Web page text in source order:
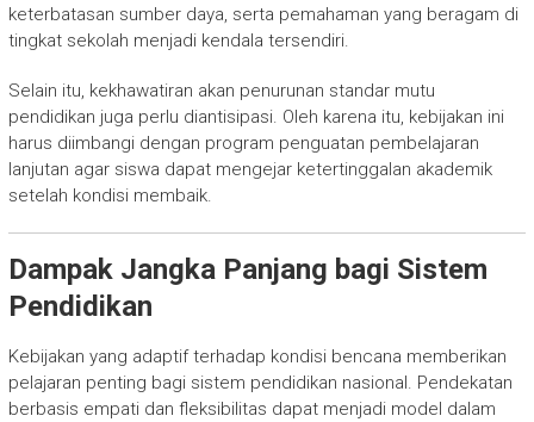
keterbatasan sumber daya, serta pemahaman yang beragam di
tingkat sekolah menjadi kendala tersendiri.
Selain itu, kekhawatiran akan penurunan standar mutu
pendidikan juga perlu diantisipasi. Oleh karena itu, kebijakan ini
harus diimbangi dengan program penguatan pembelajaran
lanjutan agar siswa dapat mengejar ketertinggalan akademik
setelah kondisi membaik.
Dampak Jangka Panjang bagi Sistem
Pendidikan
Kebijakan yang adaptif terhadap kondisi bencana memberikan
pelajaran penting bagi sistem pendidikan nasional. Pendekatan
berbasis empati dan fleksibilitas dapat menjadi model dalam